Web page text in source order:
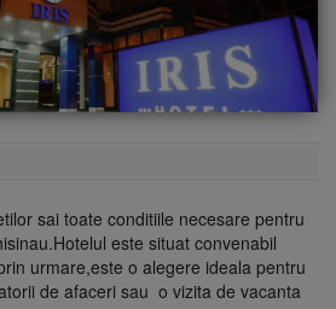
sai toate conditiile necesare pentru
este situat convenabil
urmare,este o alegere ideala pentru
de afaceri sau o vizita de vacanta